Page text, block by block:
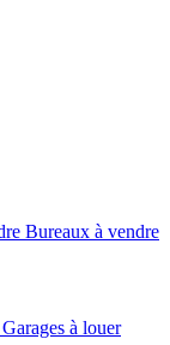
Bureaux à vendre
Garages à louer